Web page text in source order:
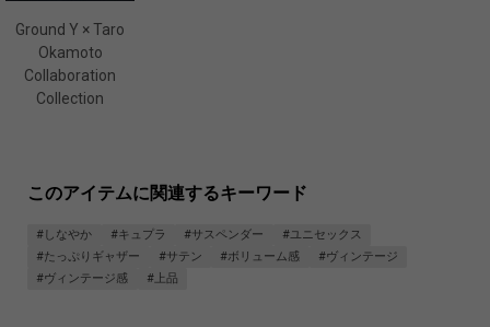
Ground Y × Taro
Okamoto
Collaboration
Collection
このアイテムに関連するキーワード
#しなやか #キュプラ #サスペンダー
#ユニセックス
#たっぷりギャザー
#サテン #ボリューム感
#ヴィンテージ
#ヴィンテージ感
#上品